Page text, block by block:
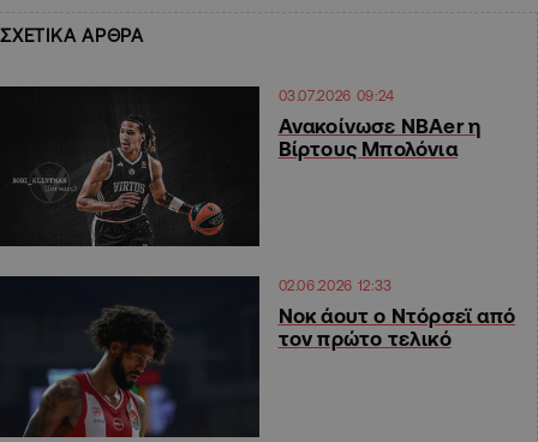
ΣΧΕΤΙΚΑ ΑΡΘΡΑ
03.07.2026 09:24
Ανακοίνωσε NBAer η
Βίρτους Μπολόνια
02.06.2026 12:33
Νοκ άουτ ο Ντόρσεϊ από
τον πρώτο τελικό